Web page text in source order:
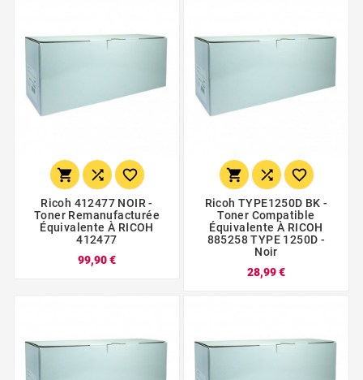
  
Ricoh 412477 NOIR -
Toner Remanufacturée
Équivalente À RICOH
412477
99,90 €
  
Ricoh TYPE1250D BK -
Toner Compatible
Équivalente À RICOH
885258 TYPE 1250D -
Noir
28,99 €